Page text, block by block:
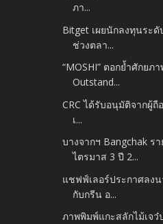
ภา...
Bitget เผยนักลงทุนระ
ช่วงตลา...
“MOSHI” ตอกย้ำศักยภ
Outstand...
CRC ได้รับอนุมัติจากผู้
เ...
บางจากฯ Bangchak ร
ไตรมาส 3 ปี 2...
แชฟฟ์เลอร์ประกาศลง
กับกรีน อ...
ภาพพิมพ์แกะสลักไม้เจ